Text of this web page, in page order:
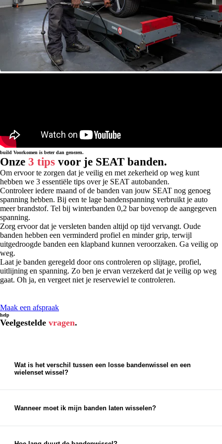
build Voorkomen is beter dan genezen.
Onze 3 tips voor je SEAT banden.
Om ervoor te zorgen dat je veilig en met zekerheid op weg kunt
hebben we 3 essentiële tips over je SEAT autobanden.
Controleer iedere maand of de banden van jouw SEAT nog genoeg
spanning hebben. Bij een te lage bandenspanning verbruikt je auto
meer brandstof. Tel bij winterbanden 0,2 bar bovenop de aangegeven
spanning.
Zorg ervoor dat je versleten banden altijd op tijd vervangt. Oude
banden hebben een verminderd profiel en minder grip, terwijl
uitgedroogde banden een klapband kunnen veroorzaken. Ga veilig op
weg.
Laat je banden geregeld door ons controleren op slijtage, profiel,
uitlijning en spanning. Zo ben je ervan verzekerd dat je veilig op weg
gaat. Oh ja, en vergeet niet je reservewiel te controleren.
Maak een afspraak
help
Veelgestelde vragen.
Wat is het verschil tussen een losse bandenwissel en een
wielenset wissel?
bestaande velg. Dit kost ons iets meer werk.
Wanneer moet ik mijn banden laten wisselen?